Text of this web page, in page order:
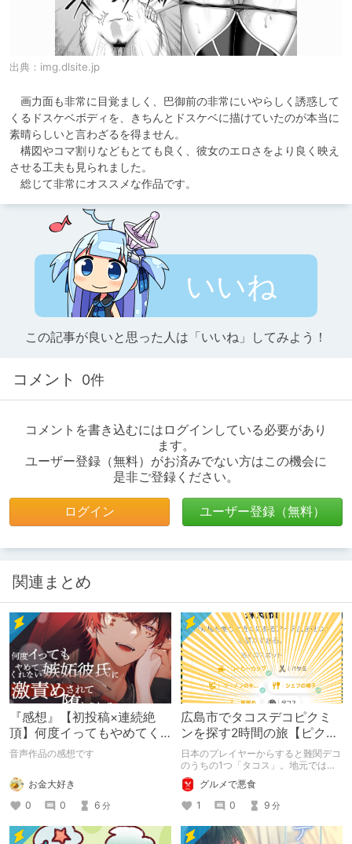
出典： img.dlsite.jp
画力面も非常に目覚ましく、巴御前の非常にいやらしく誘惑して
くるドスケベボディを、きちんとドスケベに描けていたのが本当に
素晴らしいと言わざるを得ません。
構図やコマ割りなどもとても良く、彼女のエロさをより良く映え
させる工夫も見られました。
総じて非常にオススメな作品です。
いいね
この記事が良いと思った人は「いいね」してみよう！
コメント 0件
コメントを書き込むにはログインしている必要があり
ます。
ユーザー登録（無料）がお済みでない方はこの機会に
是非ご登録ください。
ログイン ユーザー登録（無料）
関連まとめ
『感想』【初投稿×連続絶
頂】何度イってもやめてく
れない嫉妬彼氏に激責めさ
音声作品の感想です
お金大好き
0
0 6 分
広島市でタコスデコピクミ
ンを探す2時間の旅【ピクミ
ンブルーム / Pikmin
Bloom】
日本のプレイヤーからすると難関デコ
のうちの1つ「タコス」。地元では見
つけられなかった男が広島で探す旅を
お送りします。ねくすと5月のテーマ
「お出かけの記録」。
グルメで悪食
1
0 9 分